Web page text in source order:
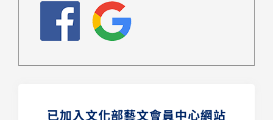
已加入文化部藝文會員中心網站